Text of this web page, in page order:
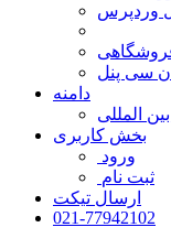
وردپرس
سی پنل
دامنه
المللی
بخش کاربری
ورود
ثبت نام
ارسال تیکت
021-77942102